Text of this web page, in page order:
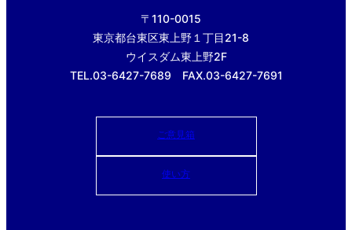
〒110-0015
東京都台東区東上野１丁目21-8
ウイスダム東上野2F
TEL.03-6427-7689 FAX.03-6427-7691
ご意見箱
使い方